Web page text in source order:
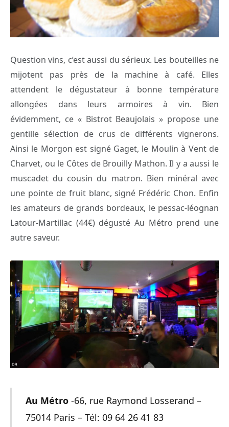
Question vins, c’est aussi du sérieux. Les bouteilles ne
mijotent pas près de la machine à café. Elles
attendent le dégustateur à bonne température
allongées dans leurs armoires à vin. Bien
évidemment, ce « Bistrot Beaujolais » propose une
gentille sélection de crus de différents vignerons.
Ainsi le Morgon est signé Gaget, le Moulin à Vent de
Charvet, ou le Côtes de Brouilly Mathon. Il y a aussi le
muscadet du cousin du matron. Bien minéral avec
une pointe de fruit blanc, signé Frédéric Chon. Enfin
les amateurs de grands bordeaux, le pessac-léognan
Latour-Martillac (44€) dégusté Au Métro prend une
autre saveur.
Au Métro-66, rue Raymond Losserand –
75014 Paris – Tél: 09 64 26 41 83